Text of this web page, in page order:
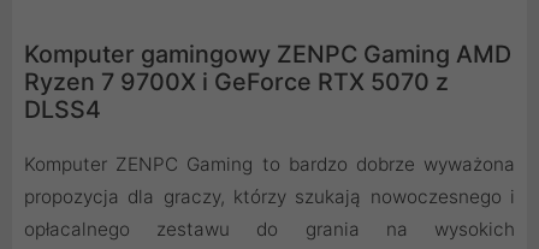
Komputer gamingowy ZENPC Gaming AMD
Ryzen 7 9700X i GeForce RTX 5070 z
DLSS4
Komputer ZENPC Gaming to bardzo dobrze wyważona
propozycja dla graczy, którzy szukają nowoczesnego i
opłacalnego zestawu do grania na wysokich